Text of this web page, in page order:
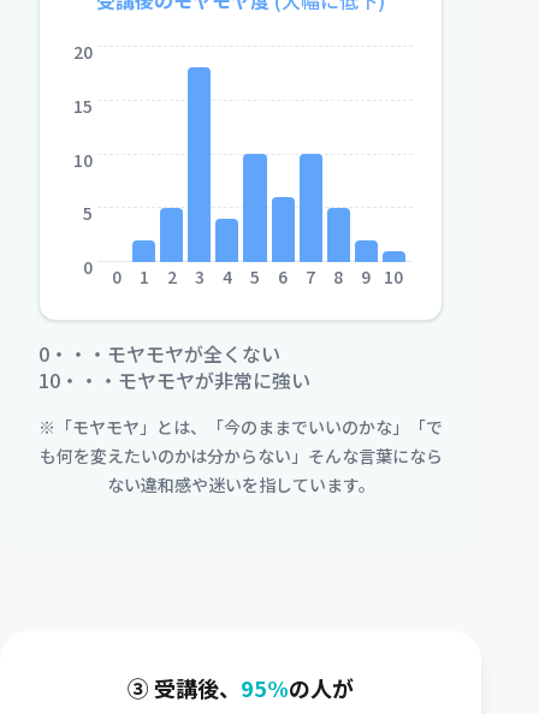
20
15
10
5
0 0 1 2 3 4 5 6 7 8 9 10
0・・・モヤモヤが全くない
10・・・モヤモヤが非常に強い
※「モヤモヤ」とは、「今のままでいいのかな」「で
も何を変えたいのかは分からない」そんな言葉になら
ない違和感や迷いを指しています。
③ 受講後、 95%の人が